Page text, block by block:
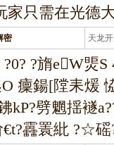
家只需在光德
密 天龙
龙
?旓
癛鍚[隚耒煖
kP?劈魍揺襚
靐瞏紕 ?☆磘